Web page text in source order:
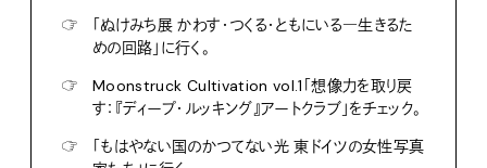
☞
「ぬけみち展 かわす・つくる・ともにいる―生きるた
めの回路」に行く。
☞
Moonstruck Cultivation vol.1「想像力を取り戻
す：『ディープ・ルッキング』アートクラブ」をチェック。
☞
「もはやない国のかつてない光 東ドイツの女性写真